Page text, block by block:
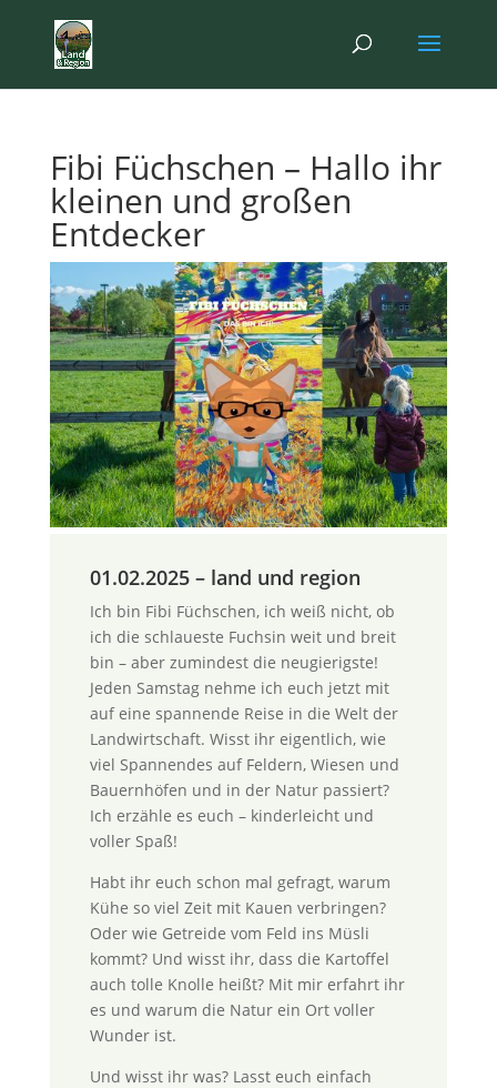
Fibi Füchschen – Hallo ihr
kleinen und großen
Entdecker
01.02.2025 – land und region
Ich bin Fibi Füchschen, ich weiß nicht, ob
ich die schlaueste Fuchsin weit und breit
bin – aber zumindest die neugierigste!
Jeden Samstag nehme ich euch jetzt mit
auf eine spannende Reise in die Welt der
Landwirtschaft. Wisst ihr eigentlich, wie
viel Spannendes auf Feldern, Wiesen und
Bauernhöfen und in der Natur passiert?
Ich erzähle es euch – kinderleicht und
voller Spaß!
Habt ihr euch schon mal gefragt, warum
Kühe so viel Zeit mit Kauen verbringen?
Oder wie Getreide vom Feld ins Müsli
kommt? Und wisst ihr, dass die Kartoffel
auch tolle Knolle heißt? Mit mir erfahrt ihr
es und warum die Natur ein Ort voller
Wunder ist.
Und wisst ihr was? Lasst euch einfach